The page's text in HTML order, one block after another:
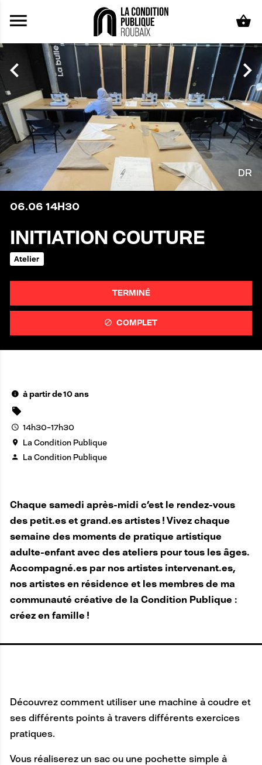
Aller au contenu principal
DR
06.06 14H30
INITIATION COUTURE
Atelier
TERMINÉ
COMPLET
à partir de 10 ans
14h30-17h30
La Condition Publique
La Condition Publique
Chaque samedi après-midi c'est le rendez-vous
des petit.es et grand.es artistes ! Vivez chaque
semaine des moments de pratique artistique
adulte-enfant avec des ateliers pour tous les âges.
Accompagné.es par nos artistes intervenant.es,
nos artistes en résidence et les membres de ma
communauté créative de la Condition Publique :
créez en famille ! ​
Découvrez comment utiliser une machine à coudre et
ses différents points à travers différents exercices
pratiques.
Vous réaliserez un sac ou une pochette simple à